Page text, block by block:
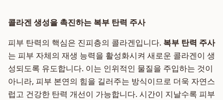
콜라겐 생성을 촉진하는 복부 탄력 주사
피부 탄력의 핵심은 진피층의 콜라겐입니다. 복부 탄력 주사
는 피부 자체의 재생 능력을 활성화시켜 새로운 콜라겐이 생
성되도록 유도합니다. 이는 인위적인 물질을 주입하는 것이
아니라, 피부 본연의 힘을 길러주는 방식이므로 더욱 자연스
럽고 건강한 탄력 개선이 가능합니다. 시간이 지날수록 피부